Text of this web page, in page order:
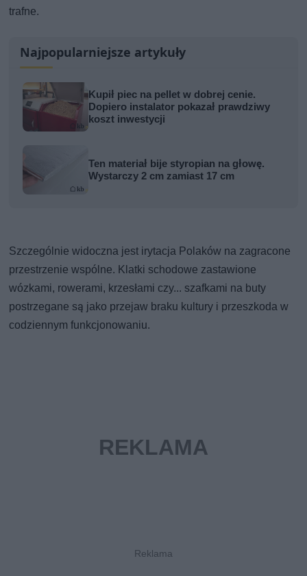
trafne.
Najpopularniejsze artykuły
Kupił piec na pellet w dobrej cenie.
Dopiero instalator pokazał prawdziwy
koszt inwestycji
Ten materiał bije styropian na głowę.
Wystarczy 2 cm zamiast 17 cm
Szczególnie widoczna jest irytacja Polaków na zagracone
przestrzenie wspólne. Klatki schodowe zastawione
wózkami, rowerami, krzesłami czy... szafkami na buty
postrzegane są jako przejaw braku kultury i przeszkoda w
codziennym funkcjonowaniu.